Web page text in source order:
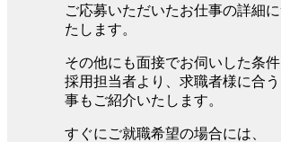
ご応募いただいたお仕事の詳細
たします。
その他にも面接でお伺いした条件
採用担当者より、求職者様に合
事もご紹介いたします。
すぐにご就職希望の場合には、